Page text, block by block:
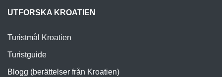
UTFORSKA KROATIEN
Turistmål Kroatien
Turistguide
Blogg (berättelser från Kroatien)